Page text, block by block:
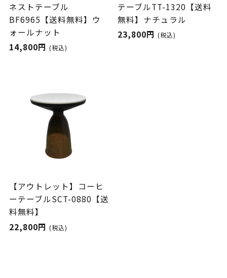
ネストテーブル
BF6965【送料無料】ウ
ォールナット
14,800円 (税込)
テーブルTT-1320【送料
無料】ナチュラル
23,800円(税込)
【アウトレット】コーヒ
ーテーブルSCT-0880【送
料無料】
22,800円 (税込)